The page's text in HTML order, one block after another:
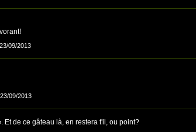
09/2013
09/2013
Et de ce gâteau là, en restera t'il, ou point?